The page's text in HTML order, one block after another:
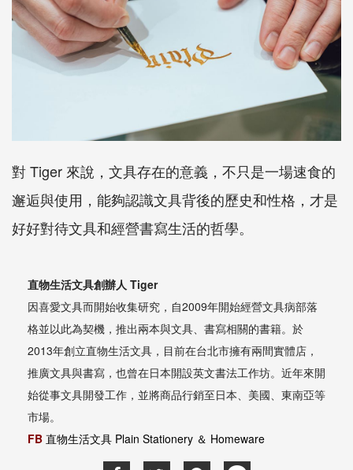
對Tiger 來說，文具存在的意義，不只是一場速食的
邂逅與使用，能夠認識文具背後的歷史和性格，才是
好好對待文具和經營書寫生活的哲學。
直物生活文具創辦人 Tiger
因喜愛文具而開始收集研究，自2009年開始經營文具病部落
格並以此為契機，推出兩本與文具、書寫相關的書籍。於
2013年創立直物生活文具，目前在台北市擁有兩間實體店，
推廣文具與書寫，也曾在日本開設英文書法工作坊。近年來開
始從事文具開發工作，並將商品行銷至日本、美國、東南亞等
市場。
FB 直物生活文具 Plain Stationery ＆ Homeware